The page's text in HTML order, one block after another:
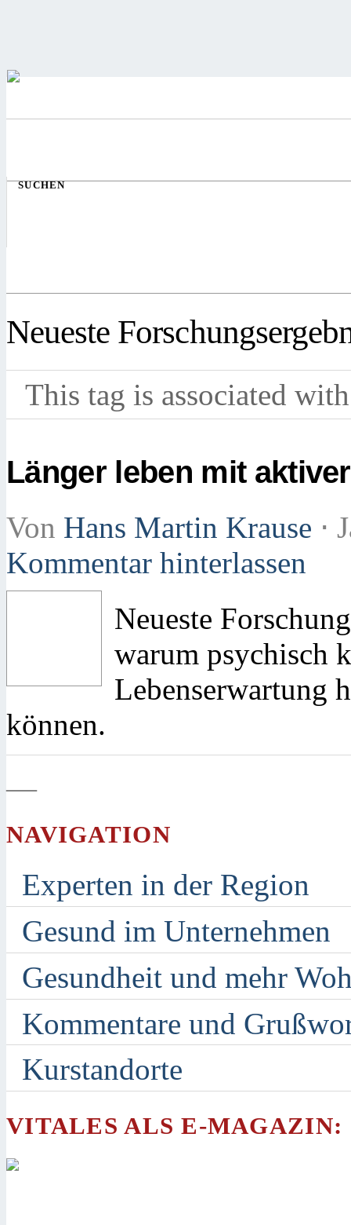
SUCHEN
Neueste
This tag is associated
Länger leben mit
Von Hans Martin Krause ⋅
Kommentar hinterlassen
Neueste
warum psychisch
Lebenserwartung
können.
—
NAVIGATION
Experten in der Region
Gesund im Unternehmen
Gesundheit und mehr
Kommentare und
Kurstandorte
VITALES ALS E-MAGAZIN: